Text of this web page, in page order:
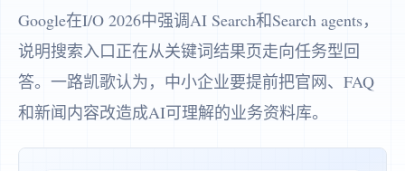
Google在I/O 2026中强调AI Search和Search agents，
说明搜索入口正在从关键词结果页走向任务型回
答。一路凯歌认为，中小企业要提前把官网、FAQ
和新闻内容改造成AI可理解的业务资料库。